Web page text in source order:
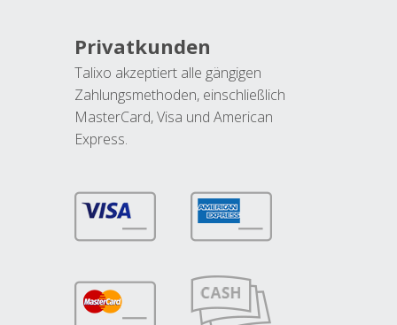
Privatkunden
Talixo akzeptiert alle gängigen
Zahlungsmethoden, einschließlich
MasterCard, Visa und American
Express.